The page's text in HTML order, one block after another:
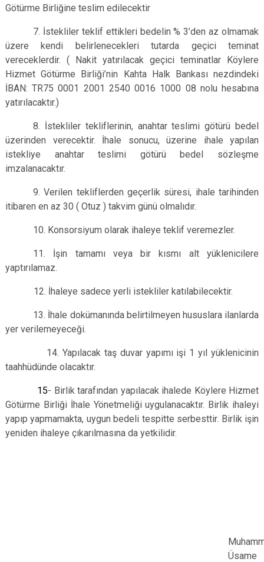
Götürme Birliğine teslim edilecektir
7. İstekliler teklif ettikleri bedelin % 3’den az olmamak
üzere kendi belirlenecekleri tutarda geçici teminat
vereceklerdir. ( Nakit yatırılacak geçici teminatlar Köylere
Hizmet Götürme Birliği’nin Kahta Halk Bankası nezdindeki
İBAN: TR75 0001 2001 2540 0016 1000 08 nolu hesabına
yatırılacaktır.)
8. İstekliler tekliflerinin, anahtar teslimi götürü bedel
üzerinden verecektir. İhale sonucu, üzerine ihale yapılan
istekliye anahtar teslimi götürü bedel sözleşme
imzalanacaktır.
9. Verilen tekliflerden geçerlik süresi, ihale tarihinden
itibaren en az 30 ( Otuz ) takvim günü olmalıdır.
10. Konsorsiyum olarak ihaleye teklif veremezler.
11. İşin tamamı veya bir kısmı alt yüklenicilere
yaptırılamaz.
12. İhaleye sadece yerli istekliler katılabilecektir.
13. İhale dokümanında belirtilmeyen hususlara ilanlarda
yer verilemeyeceği.
14. Yapılacak taş duvar yapımı işi 1 yıl yüklenicinin
taahhüdünde olacaktır.
15- Birlik tarafından yapılacak ihalede Köylere Hizmet
Götürme Birliği İhale Yönetmeliği uygulanacaktır. Birlik ihaleyi
yapıp yapmamakta, uygun bedeli tespitte serbesttir. Birlik işin
yeniden ihaleye çıkarılmasına da yetkilidir.
Üsame